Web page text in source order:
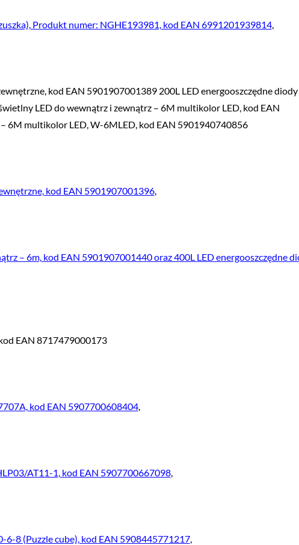
Produkt numer: NGHE193981, kod EAN 6991201939814,
kod EAN 5901907001389 200L LED energooszczędne diody
LED do wewnątrz i zewnątrz – 6M multikolor LED, kod EAN
6M multikolor LED, W-6MLED, kod EAN 5901940740856
kod EAN 5901907001396,
– 6m, kod EAN 5901907001440 oraz 400L LED energooszczędne
EAN 8717479000173
kod EAN 5907700608404,
AT11-1, kod EAN 5907700667098,
8 (Puzzle cube), kod EAN 5908445771217,